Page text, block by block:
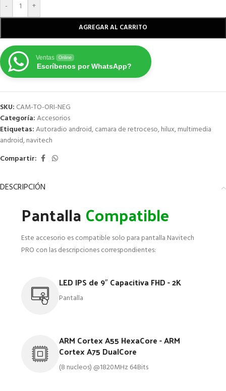
- +
AGREGAR AL CARRITO
Ventas Online
Escríbenos por WhatsApp?
SKU: CAM-TO-ORI-NEG
Categoría:Accesorios
Etiquetas:Autoradio android,camara de retroceso,hilux,multimedia
android,navitech
Compartir:
DESCRIPCIÓN
PantallaCompatible
Este accesorio es compatible solo para pantalla Navitech
PRO con las descripciones correspondientes:
LED IPS de 9″ Capacitiva FHD - 2K
Pantalla
ARM Cortex A55 HexaCore - ARM
Cortex A75 DualCore
(8 nucleos) @1820MHz 64Bits